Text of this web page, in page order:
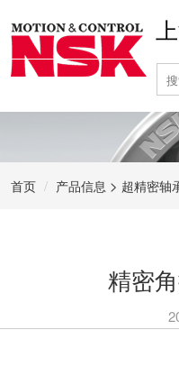
首页 产品信息 > 超精密轴
精密